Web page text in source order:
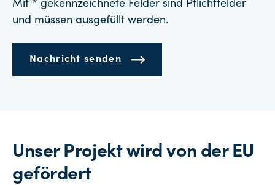
Mit * gekennzeichnete Felder sind Pflichtfelder
und müssen ausgefüllt werden.
Nachricht senden
Unser Projekt wird von der EU
gefördert